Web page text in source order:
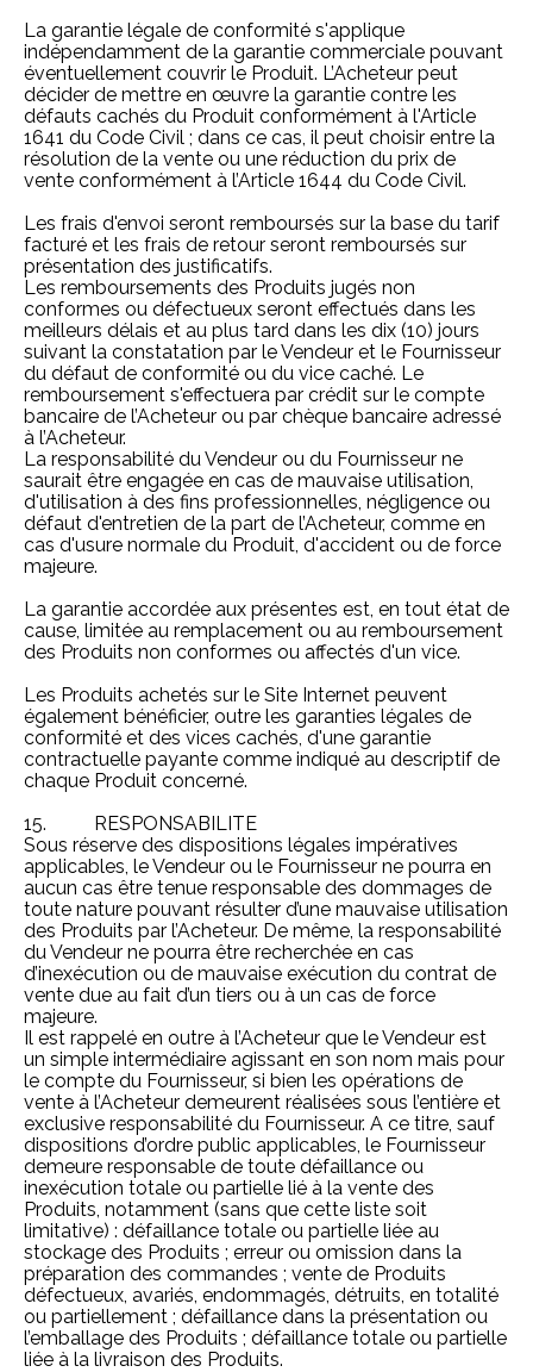
La garantie légale de conformité s'applique
indépendamment de la garantie commerciale pouvant
éventuellement couvrir le Produit. L’Acheteur peut
décider de mettre en œuvre la garantie contre les
défauts cachés du Produit conformément à l'Article
1641 du Code Civil ; dans ce cas, il peut choisir entre la
résolution de la vente ou une réduction du prix de
vente conformément à l’Article 1644 du Code Civil.
Les frais d'envoi seront remboursés sur la base du tarif
facturé et les frais de retour seront remboursés sur
présentation des justificatifs.
Les remboursements des Produits jugés non
conformes ou défectueux seront effectués dans les
meilleurs délais et au plus tard dans les dix (10) jours
suivant la constatation par le Vendeur et le Fournisseur
du défaut de conformité ou du vice caché. Le
remboursement s'effectuera par crédit sur le compte
bancaire de l’Acheteur ou par chèque bancaire adressé
à l’Acheteur.
La responsabilité du Vendeur ou du Fournisseur ne
saurait être engagée en cas de mauvaise utilisation,
d'utilisation à des fins professionnelles, négligence ou
défaut d'entretien de la part de l’Acheteur, comme en
cas d'usure normale du Produit, d'accident ou de force
majeure.
La garantie accordée aux présentes est, en tout état de
cause, limitée au remplacement ou au remboursement
des Produits non conformes ou affectés d'un vice.
Les Produits achetés sur le Site Internet peuvent
également bénéficier, outre les garanties légales de
conformité et des vices cachés, d'une garantie
contractuelle payante comme indiqué au descriptif de
chaque Produit concerné.
15. RESPONSABILITE
Sous réserve des dispositions légales impératives
applicables, le Vendeur ou le Fournisseur ne pourra en
aucun cas être tenue responsable des dommages de
toute nature pouvant résulter d’une mauvaise utilisation
des Produits par l’Acheteur. De même, la responsabilité
du Vendeur ne pourra être recherchée en cas
d’inexécution ou de mauvaise exécution du contrat de
vente due au fait d’un tiers ou à un cas de force
majeure.
Il est rappelé en outre à l’Acheteur que le Vendeur est
un simple intermédiaire agissant en son nom mais pour
le compte du Fournisseur, si bien les opérations de
vente à l’Acheteur demeurent réalisées sous l’entière et
exclusive responsabilité du Fournisseur. A ce titre, sauf
dispositions d’ordre public applicables, le Fournisseur
demeure responsable de toute défaillance ou
inexécution totale ou partielle lié à la vente des
Produits, notamment (sans que cette liste soit
limitative) : défaillance totale ou partielle liée au
stockage des Produits ; erreur ou omission dans la
préparation des commandes ; vente de Produits
défectueux, avariés, endommagés, détruits, en totalité
ou partiellement ; défaillance dans la présentation ou
l’emballage des Produits ; défaillance totale ou partielle
liée à la livraison des Produits.